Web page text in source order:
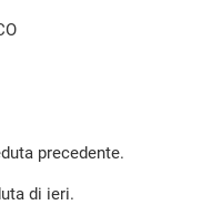
precedente.
di ieri.